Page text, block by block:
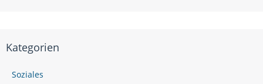
Kategorien
Soziales